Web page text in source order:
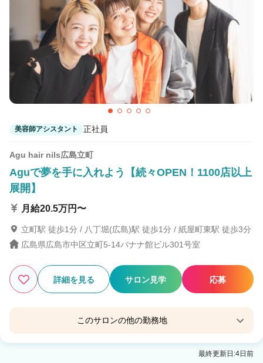
美容師アシスタント 正社員
Agu hair nils広島立町
Aguで夢を手に入れよう【続々OPEN！1100店以上
展開】
月給20.5万円〜
立町駅 徒歩1分 / 八丁堀(広島)駅 徒歩1分 / 紙屋町東駅 徒歩3分
広島県広島市中区立町5-14バナナ館ビル301号室
詳細を見る サロン見学 応募
このサロンの他の勤務地
Agu hair nord広島紙屋町
最終更新日:4日前